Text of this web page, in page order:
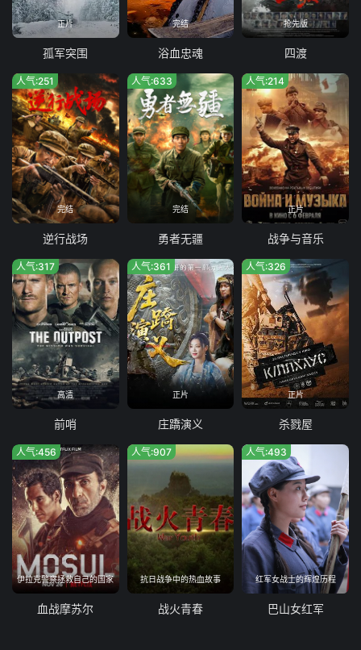
正片
孤军突围
完结
浴血忠魂
抢先版
四渡
完结
人气:251
逆行战场
完结
人气:633
勇者无疆
正片
人气:214
战争与音乐
高清
人气:317
前哨
正片
人气:361
庄蹻演义
正片
人气:326
杀戮屋
伊拉克警察拯救自己的国家
人气:456
血战摩苏尔
抗日战争中的热血故事
人气:907
战火青春
红军女战士的辉煌历程
人气:493
巴山女红军